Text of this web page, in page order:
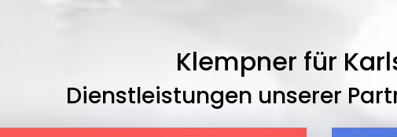
Klempner für
Dienstleistungen unserer